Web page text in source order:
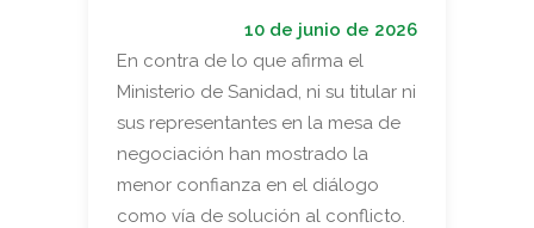
10 de junio de 2026
En contra de lo que afirma el
Ministerio de Sanidad, ni su titular ni
sus representantes en la mesa de
negociación han mostrado la
menor confianza en el diálogo
como vía de solución al conflicto.